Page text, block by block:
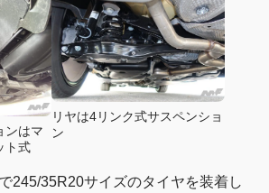
ンはマ
ト式
リヤは4リンク式サスペンショ
ン
245/35R20サイズのタイヤを装着し